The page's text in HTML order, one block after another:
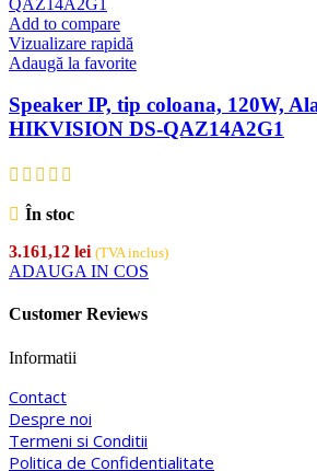
Add to compare
Vizualizare rapidă
Adaugă la favorite
Speaker IP, tip coloana, 120W,
HIKVISION DS-QAZ14A2G1
În stoc
3.161,12 lei (TVA inclus)
ADAUGA IN COS
Customer Reviews
Informatii
Contact
Despre noi
Termeni si Conditii
Politica de Confidentialitate